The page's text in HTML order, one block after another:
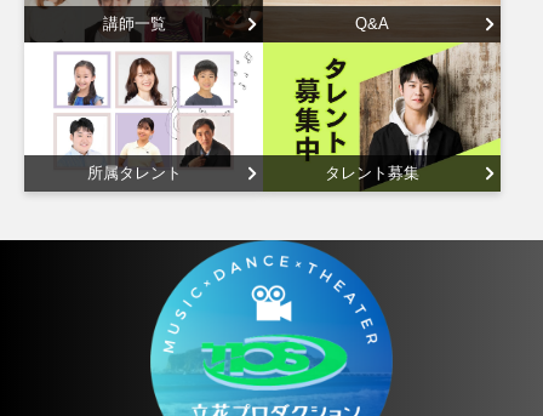
講師一覧 Q&A
所属タレント タレント募集